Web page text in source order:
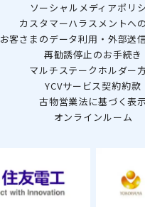
ソーシャルメディアポリ
カスタマーハラスメントへ
お客さまのデータ利用・外部送
再勧誘停止のお手続き
マルチステークホルダー
YCVサービス契約約款
古物営業法に基づく表
オンラインルーム